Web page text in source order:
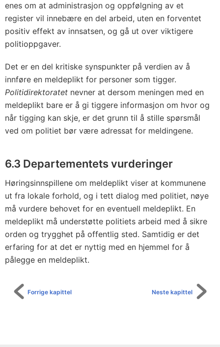
enes om at administrasjon og oppfølgning av et
register vil innebære en del arbeid, uten en forventet
positiv effekt av innsatsen, og gå ut over viktigere
politioppgaver.
Det er en del kritiske synspunkter på verdien av å
innføre en meldeplikt for personer som tigger.
Politidirektoratet nevner at dersom meningen med en
meldeplikt bare er å gi tiggere informasjon om hvor og
når tigging kan skje, er det grunn til å stille spørsmål
ved om politiet bør være adressat for meldingene.
6.3 Departementets vurderinger
Høringsinnspillene om meldeplikt viser at kommunene
ut fra lokale forhold, og i tett dialog med politiet, nøye
må vurdere behovet for en eventuell meldeplikt. En
meldeplikt må understøtte politiets arbeid med å sikre
orden og trygghet på offentlig sted. Samtidig er det
erfaring for at det er nyttig med en hjemmel for å
pålegge en meldeplikt.
Neste kapittel
Forrige kapittel